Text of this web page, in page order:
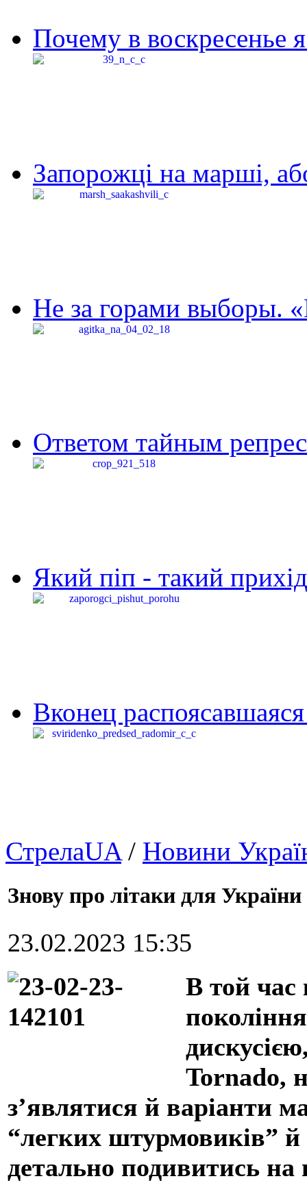
Почему в воскресенье
Запорожці на марші,
Не за горами выборы.
Ответом тайным
Який піп - такий
Вконец
СтрелаUA/ Новини
Знову про літаки для
23.02.2023 15:35
В той час
Tornado,
з’являтися й варіанти
“легких штурмовиків”
детально подивитись на